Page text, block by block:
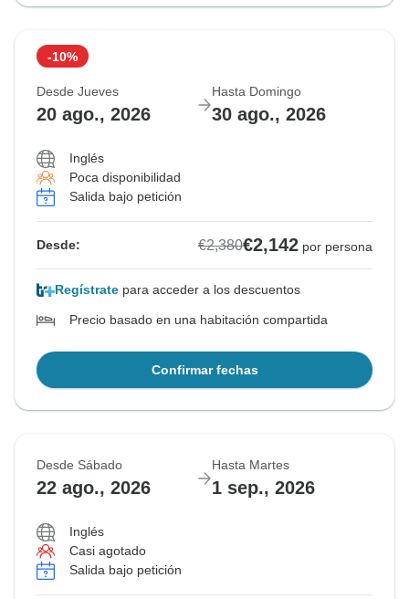
-10%
Desde Jueves
20 ago., 2026
Hasta Domingo
30 ago., 2026
Inglés
Poca disponibilidad
Salida bajo petición
Desde: €2,380€2,142 por persona
Regístrate para acceder a los descuentos
Precio basado en una habitación compartida
Confirmar fechas
Desde Sábado
22 ago., 2026
Hasta Martes
1 sep., 2026
Inglés
Casi agotado
Salida bajo petición